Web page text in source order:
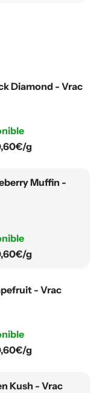
Diamond - Vrac
g
Muffin -
g
- Vrac
g
Kush - Vrac